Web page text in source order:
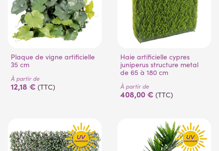
(3 avis)
(1 avis)
Plaque de vigne artificielle
35 cm
À partir de
12,18 € (TTC)
Haie artificielle cypres
juniperus structure metal
de 65 à 180 cm
À partir de
408,00 € (TTC)